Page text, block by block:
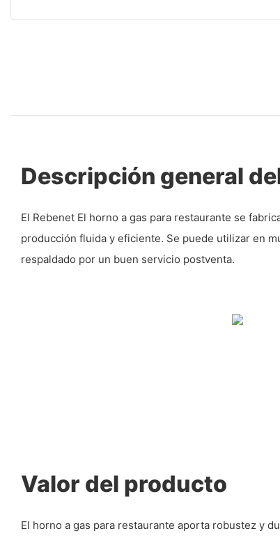
Descripción general
El Rebenet El horno a gas para restaurante se
producción fluida y eficiente. Se puede utilizar en
respaldado por un buen servicio postventa.
Valor del producto
El horno a gas para restaurante aporta robustez y